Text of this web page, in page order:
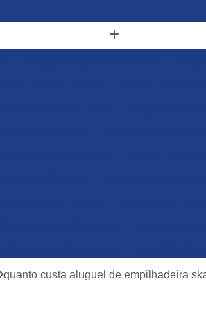
para Aluguel
Empilhadeira
quanto custa aluguel de empilhadeira